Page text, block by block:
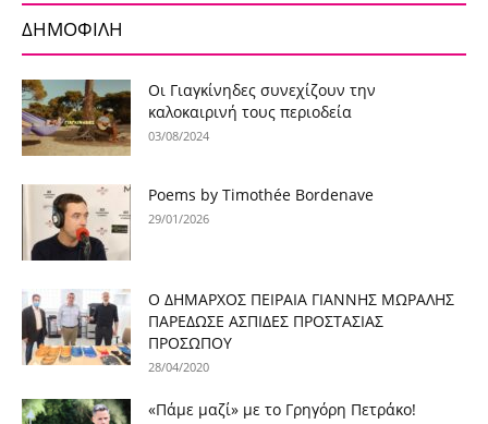
ΔΗΜΟΦΙΛΗ
Οι Γιαγκίνηδες συνεχίζουν την
καλοκαιρινή τους περιοδεία
03/08/2024
Poems by Timothée Bordenave
29/01/2026
Ο ΔΗΜΑΡΧΟΣ ΠΕΙΡΑΙΑ ΓΙΑΝΝΗΣ ΜΩΡΑΛΗΣ
ΠΑΡΕΔΩΣΕ ΑΣΠΙΔΕΣ ΠΡΟΣΤΑΣΙΑΣ
ΠΡΟΣΩΠΟΥ
28/04/2020
«Πάμε μαζί» με το Γρηγόρη Πετράκο!